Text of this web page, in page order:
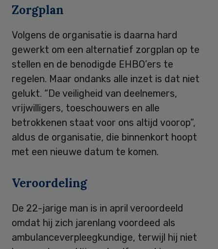
Zorgplan
Volgens de organisatie is daarna hard
gewerkt om een alternatief zorgplan op te
stellen en de benodigde EHBO’ers te
regelen. Maar ondanks alle inzet is dat niet
gelukt. “De veiligheid van deelnemers,
vrijwilligers, toeschouwers en alle
betrokkenen staat voor ons altijd voorop”,
aldus de organisatie, die binnenkort hoopt
met een nieuwe datum te komen.
Veroordeling
De 22-jarige man is in april veroordeeld
omdat hij zich jarenlang voordeed als
ambulanceverpleegkundige, terwijl hij niet